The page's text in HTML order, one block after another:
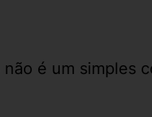
não é um simples